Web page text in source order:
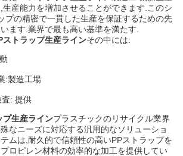
産能力を増加させることができます.このシ
プの精密で一貫した生産を保証するための先
ます.業界で最も高い基準を満たす.
ストラップ生産ラインその中には:
:製造工場
査: 提供
プ生産ラインプラスチックのリサイクル業界
なニーズに対応する汎用的なソリューショ
ムは,耐久的で信頼性の高いPPストラップを
ロピレン材料の効率的な加工を提供してい